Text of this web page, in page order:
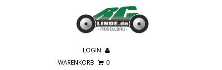
LOGIN
WARENKORB
0